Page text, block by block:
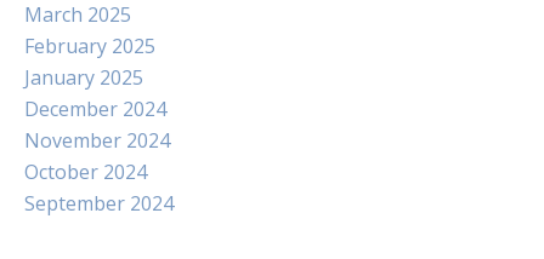
March 2025
February 2025
January 2025
December 2024
November 2024
October 2024
September 2024